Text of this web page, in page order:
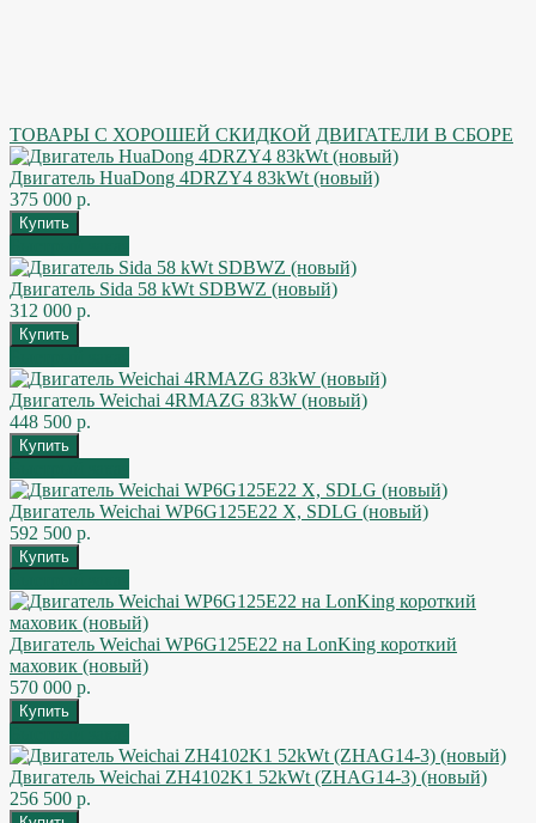
ТОВАРЫ С ХОРОШЕЙ СКИДКОЙ ДВИГАТЕЛИ В СБОРЕ
Двигатель HuaDong 4DRZY4 83kWt (новый)
375 000 р.
Двигатель Sida 58 kWt SDBWZ (новый)
312 000 р.
Двигатель Weichai 4RMAZG 83kW (новый)
448 500 р.
Двигатель Weichai WP6G125E22 X, SDLG (новый)
592 500 р.
Двигатель Weichai WP6G125E22 на LonKing короткий
маховик (новый)
570 000 р.
Двигатель Weichai ZH4102K1 52kWt (ZHAG14-3) (новый)
256 500 р.